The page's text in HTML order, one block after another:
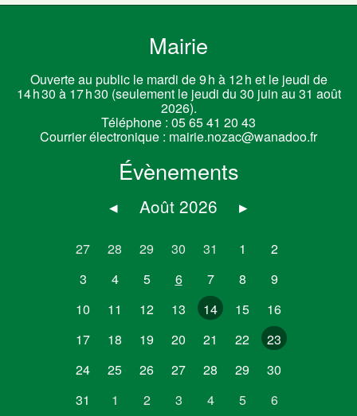
Mairie
Ouverte au public le mardi de 9 h à 12 h et le jeudi de
14 h 30 à 17 h 30 (seulement le jeudi du 30 juin au 31 août
2026).
Téléphone : 05 65 41 20 43
Courrier électronique : mairie.nozac@wanadoo.fr
Évènements
◂ Août 2026 ▸
27 28 29 30 31 1
2
3
4 5 6 7 8
9
10
11 12 13 14 15
16
17
18 19 20 21 22
23
24
25 26 27 28 29
30
31
1 2 3 4 5 6